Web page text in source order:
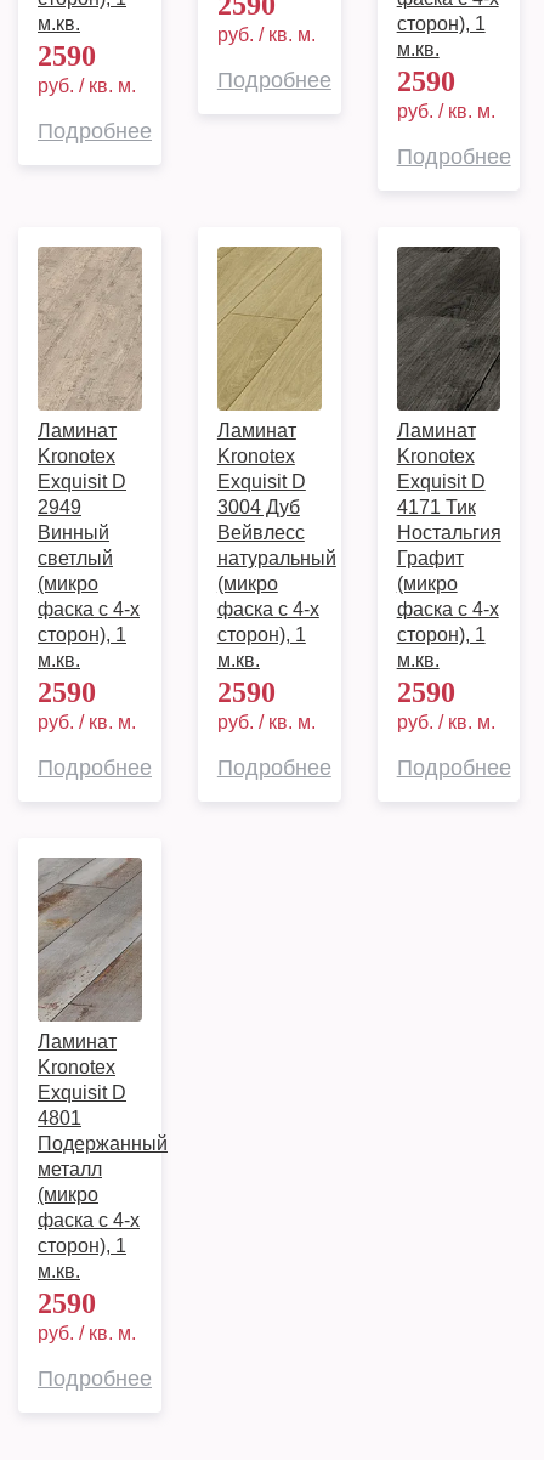
м.кв.
2590
руб. / кв. м.
Подробнее
руб. / кв. м.
Подробнее
сторон), 1
м.кв.
2590
руб. / кв. м.
Подробнее
Ламинат
Kronotex
Exquisit D
2949
Винный
светлый
(микро
фаска с 4-х
сторон), 1
м.кв.
2590
руб. / кв. м.
Подробнее
Ламинат
Kronotex
Exquisit D
3004 Дуб
Вейвлесс
натуральный
(микро
фаска с 4-х
сторон), 1
м.кв.
2590
руб. / кв. м.
Подробнее
Ламинат
Kronotex
Exquisit D
4171 Тик
Ностальгия
Графит
(микро
фаска с 4-х
сторон), 1
м.кв.
2590
руб. / кв. м.
Подробнее
Ламинат
Kronotex
Exquisit D
4801
Подержанный
металл
(микро
фаска с 4-х
сторон), 1
м.кв.
2590
руб. / кв. м.
Подробнее